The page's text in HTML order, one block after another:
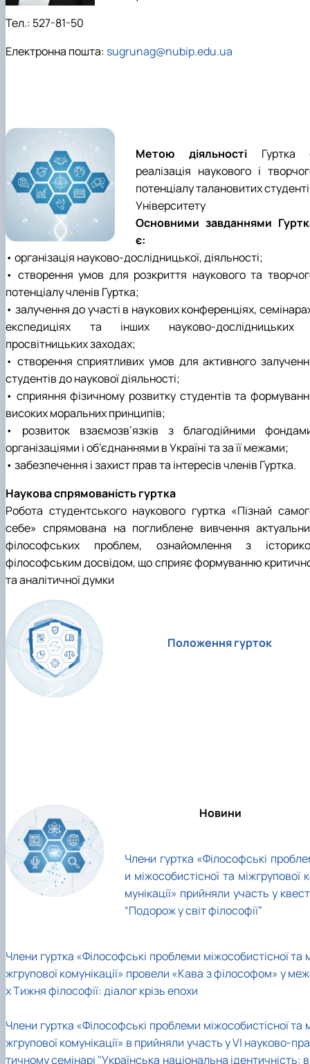
клуб»
Науковий гурток «Філософські проблеми
Науковий гурток «Історія держави і права
Тел.: 527-81-50
Електронна пошта: sugrunag@nubip.edu.ua
Метою діяльності Гуртка
реалізація наукового і
потенціалу талановитих
Університету
Основними завданнями
є:
• організація науково-дослідницької, діяльності;
• створення умов для розкриття наукового та
потенціалу членів Гуртка;
• залучення до участі в наукових конференціях,
експедиціях та інших науково-дослідницьких
просвітницьких заходах;
• створення сприятливих умов для активного
студентів до наукової діяльності;
• сприяння фізичному розвитку студентів та
високих моральних принципів;
• розвиток взаємозв’язків з благодійними
організаціями і об’єднаннями в Україні та за її межами;
• забезпечення і захист прав та інтересів членів Гуртка.
Наукова спрямованість гуртка
Робота студентського наукового гуртка «Пізнай
себе» спрямована на поглиблене вивчення
філософських проблем, ознайомлення з
філософським досвідом, що сприяє формуванню
та аналітичної думки
Положення гурток
Новини
Члени гуртка «Філософські
и міжособистісної та міжгрупової
мунікації» прийняли участь у
“Подорож у світ філософії”
Члени гуртка «Філософські проблеми міжособистісної та
жгрупової комунікації» провели «Кава з філософом» у
х Тижня філософії: діалог крізь епохи
Члени гуртка «Філософські проблеми міжособистісної та
жгрупової комунікації» в прийняли участь у VI науково-
тичному семінарі "Українська національна ідентичність: